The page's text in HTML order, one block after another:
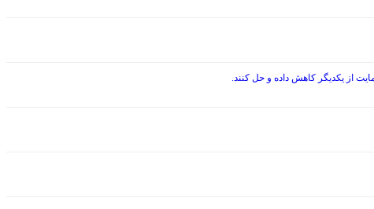
از یکدیگر کاهش داده و حل کنند.